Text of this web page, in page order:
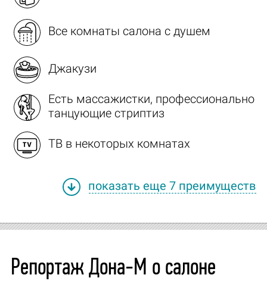
Все комнаты салона с душем
Джакузи
Есть массажистки, профессионально
танцующие стриптиз
ТВ в некоторых комнатах
показать еще 7 преимуществ
Репортаж Дона-М о салоне